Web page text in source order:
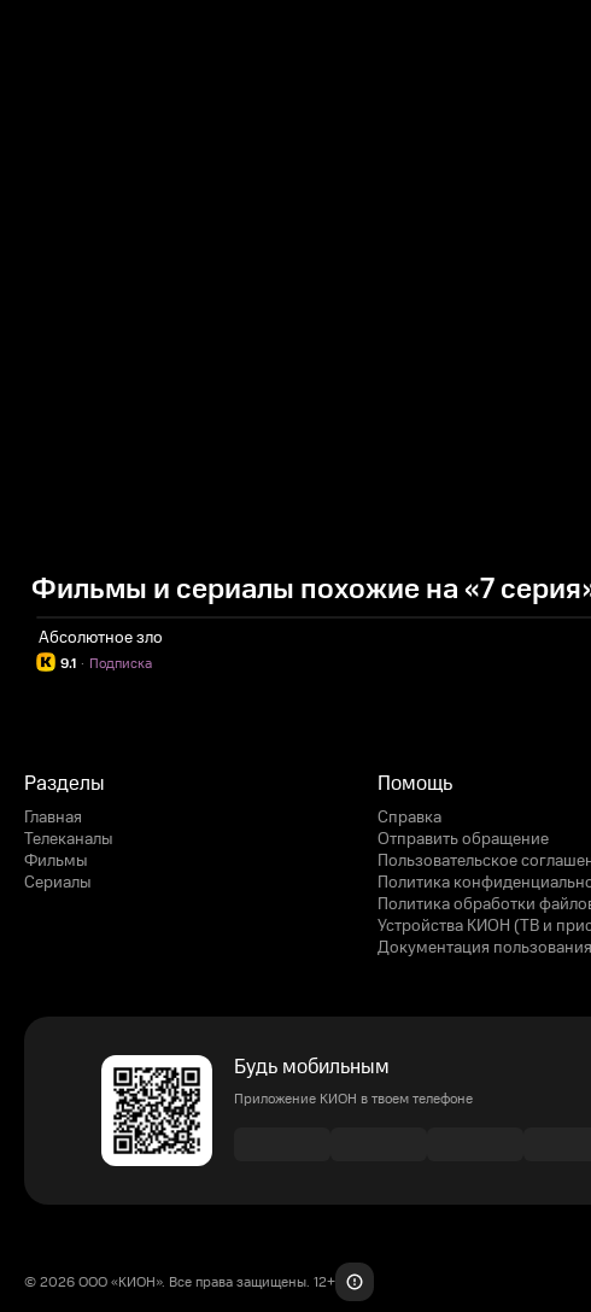
Фильмы и сериалы похожие на «7
Абсолютное зло
9.1 Подписка
·
Разделы
Главная
Телеканалы
Фильмы
Сериалы
Помощь
Справка
Отправить обращение
Пользовательское
Политика
Политика обработки
Устройства КИОН (ТВ и
Документация
Будь мобильным
Приложение КИОН в твоем телефоне
© 2026 ООО «КИОН». Все права защищены. 12+